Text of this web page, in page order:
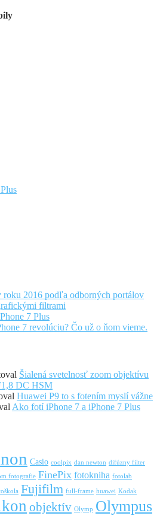
roku 2016 podľa odborných portálov
filtrami
7 Plus
7 revolúciu? Čo už o ňom vieme.
Šialená svetelnosť zoom objektívu
DC HSM
Huawei P9 to s fotením myslí vážne
Ako fotí iPhone 7 a iPhone 7 Plus
Casio coolpix dan newton difúzny filter
fotografie FinePix fotokniha fotolab
Fujifilm full-frame huawei Kodak
objektív Olymp Olympus